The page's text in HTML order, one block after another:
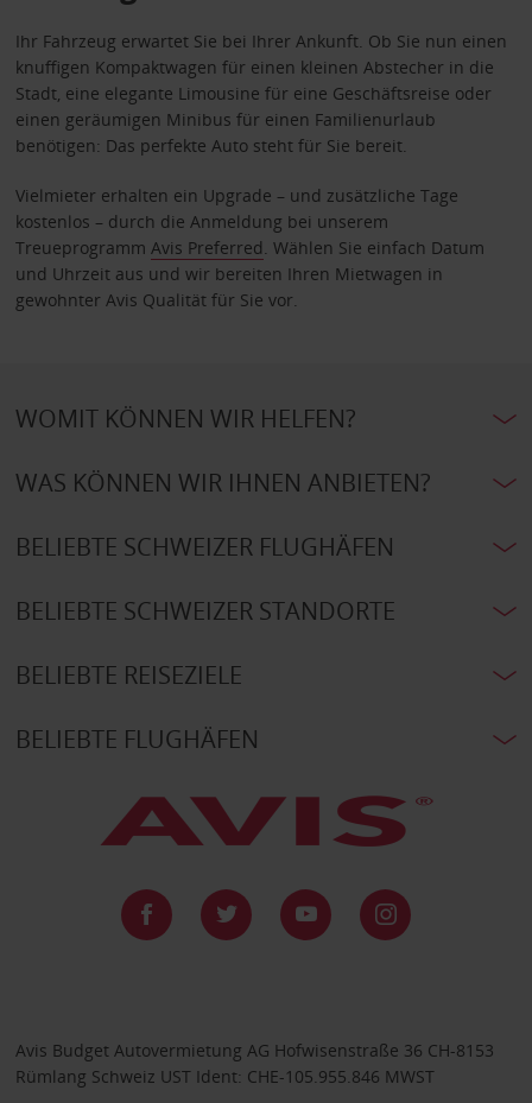
Ihr Fahrzeug erwartet Sie bei Ihrer Ankunft. Ob Sie nun einen
knuffigen Kompaktwagen für einen kleinen Abstecher in die
Stadt, eine elegante Limousine für eine Geschäftsreise oder
einen geräumigen Minibus für einen Familienurlaub
benötigen: Das perfekte Auto steht für Sie bereit.
Vielmieter erhalten ein Upgrade – und zusätzliche Tage
kostenlos – durch die Anmeldung bei unserem
Treueprogramm Avis Preferred . Wählen Sie einfach Datum
und Uhrzeit aus und wir bereiten Ihren Mietwagen in
gewohnter Avis Qualität für Sie vor.
WOMIT KÖNNEN WIR HELFEN?
WAS KÖNNEN WIR IHNEN ANBIETEN?
BELIEBTE SCHWEIZER FLUGHÄFEN
BELIEBTE SCHWEIZER STANDORTE
BELIEBTE REISEZIELE
BELIEBTE FLUGHÄFEN
Avis Budget Autovermietung AG Hofwisenstraße 36 CH-8153
Rümlang Schweiz UST Ident: CHE-105.955.846 MWST